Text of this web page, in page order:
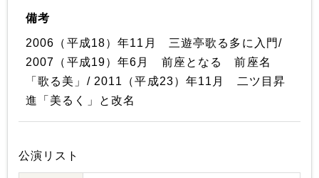
備考
2006（平成18）年11月 三遊亭歌る多に入門/
2007（平成19）年6月 前座となる 前座名
「歌る美」/ 2011（平成23）年11月 二ツ目昇
進「美るく」と改名
公演リスト